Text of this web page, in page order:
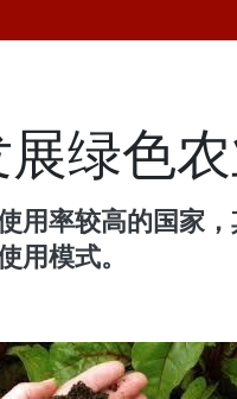
绿色
用率较高的国家
用模式。